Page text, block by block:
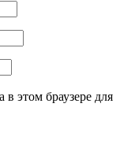
этом браузере для